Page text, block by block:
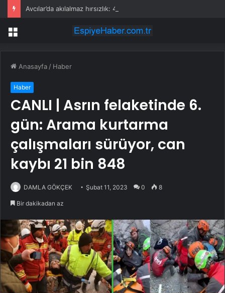
Menü
Anasayfa / Haber
Haber
CANLI | Asrın felaketinde 6.
gün: Arama kurtarma
çalışmaları sürüyor, can
kaybı 21 bin 848
DAMLA GÖKÇEK Şubat 11, 2023 0 8
Bir dakikadan az